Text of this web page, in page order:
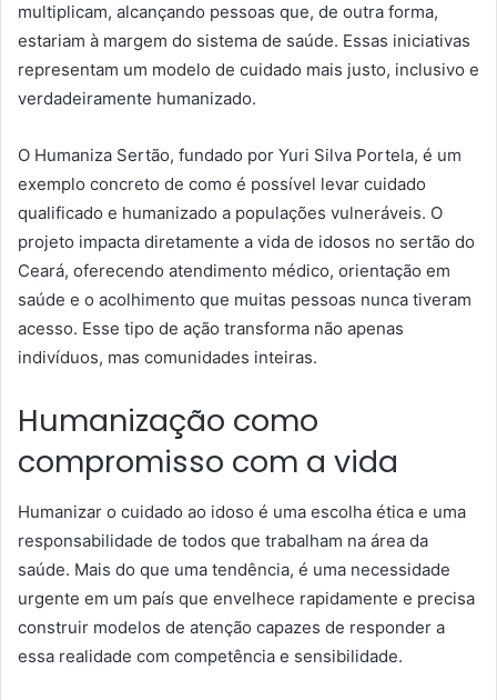
multiplicam, alcançando pessoas que, de outra forma,
estariam à margem do sistema de saúde. Essas iniciativas
representam um modelo de cuidado mais justo, inclusivo e
verdadeiramente humanizado.
O Humaniza Sertão, fundado por Yuri Silva Portela, é um
exemplo concreto de como é possível levar cuidado
qualificado e humanizado a populações vulneráveis. O
projeto impacta diretamente a vida de idosos no sertão do
Ceará, oferecendo atendimento médico, orientação em
saúde e o acolhimento que muitas pessoas nunca tiveram
acesso. Esse tipo de ação transforma não apenas
indivíduos, mas comunidades inteiras.
Humanização como
compromisso com a vida
Humanizar o cuidado ao idoso é uma escolha ética e uma
responsabilidade de todos que trabalham na área da
saúde. Mais do que uma tendência, é uma necessidade
urgente em um país que envelhece rapidamente e precisa
construir modelos de atenção capazes de responder a
essa realidade com competência e sensibilidade.